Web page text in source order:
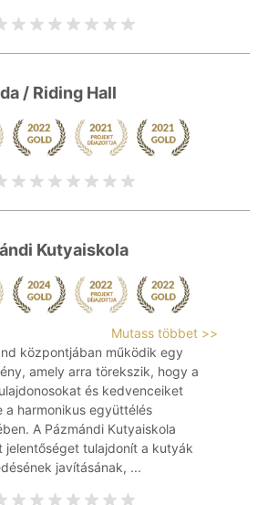
/ Riding Hall
Kutyaiskola
Mutass többet >>
központjában működik egy
amely arra törekszik, hogy a
és kedvenceiket
a harmonikus együttélés
A Pázmándi Kutyaiskola
jelentőséget tulajdonít a kutyák
javításának, ...